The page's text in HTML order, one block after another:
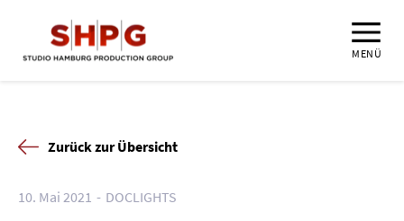
MENÜ
Zurück zur Übersicht
10. Mai 2021 DOCLIGHTS